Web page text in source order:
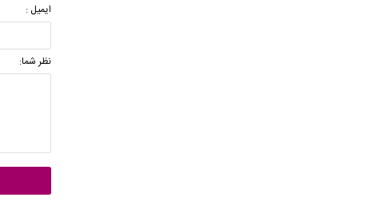
ایمیل :
نظر شما: